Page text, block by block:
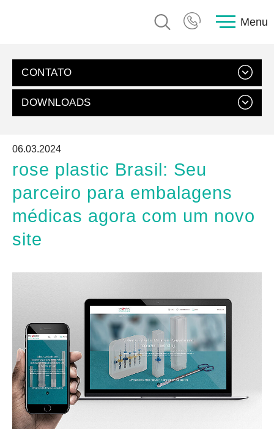
Menu
06.03.2024
rose plastic Brasil: Seu
parceiro para embalagens
médicas agora com um novo
site
CONTATO
Contate-nos
DOWNLOADS